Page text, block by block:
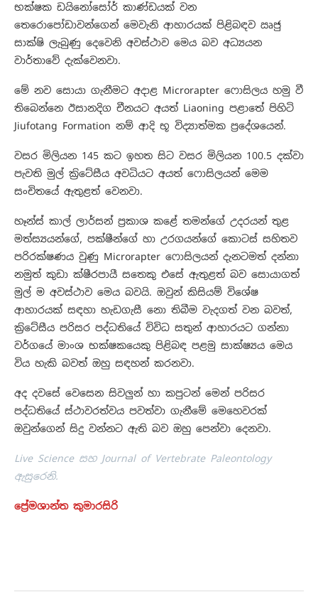
භක්ෂක ඩයිනෝසෝර් කාණ්ඩයක් වන
තෙරොපෝඩාවන්ගෙන් මෙවැනි ආහාරයක් පිළිබඳව ඍජු
සාක්ෂි ලැබුණු දෙවෙනි අවස්ථාව මෙය බව අධ්‍යයන
වාර්තාවේ දැක්වෙනවා.
මේ නව සොයා ගැනීමට අදාළ Microrapter ෆොසිලය හමු වී
තිබෙන්නෙ ඊසානදිග චීනයට අයත් Liaoning පළාතේ පිහිටි
Jiufotang Formation නම් ආදි භූ විද්‍යාත්මක ප්‍රදේශයෙන්.
වසර මිලියන 145 කට ඉහත සිට වසර මිලියන 100.5 දක්වා
පැවති මුල් ක්‍රිටේසීය අවධියට අයත් ෆොසිලයන් මෙම
සංචිතයේ ඇතුළත් වෙනවා.
හෑන්ස් කාල් ලාර්සන් ප්‍රකාශ කළේ තමන්ගේ උදරයන් තුළ
මත්ස්‍යයන්ගේ, පක්ෂීන්ගේ හා උරගයන්ගේ කොටස් සහිතව
පරිරක්ෂණය වුණු Microrapter ෆොසිලයන් දැනටමත් දන්නා
නමුත් කුඩා ක්ෂීරපායී සතෙකු එසේ ඇතුළත් බව සොයාගත්
මුල් ම අවස්ථාව මෙය බවයි. ඔවුන් කිසියම් විශේෂ
ආහාරයක් සඳහා හැඩගැසී නො තිබීම වැදගත් වන බවත්,
ක්‍රිටේසීය පරිසර පද්ධතියේ විවිධ සතුන් ආහාරයට ගන්නා
වර්ගයේ මාංශ භක්ෂකයෙකු පිළිබඳ පළමු සාක්ෂ්‍යය මෙය
විය හැකි බවත් ඔහු සඳහන් කරනවා.
අද දවසේ වෙසෙන සිවලුන් හා කපුටන් මෙන් පරිසර
පද්ධතියේ ස්ථාවරත්වය පවත්වා ගැනීමේ මෙහෙවරක්
ඔවුන්ගෙන් සිදු වන්නට ඇති බව ඔහු පෙන්වා දෙනවා.
Live Science සහ Journal of Vertebrate Paleontology
ඇසුරෙනි.
ප්‍රේමශාන්ත කුමාරසිරි